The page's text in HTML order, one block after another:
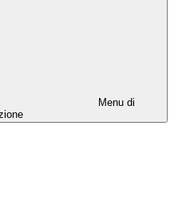
Menu di